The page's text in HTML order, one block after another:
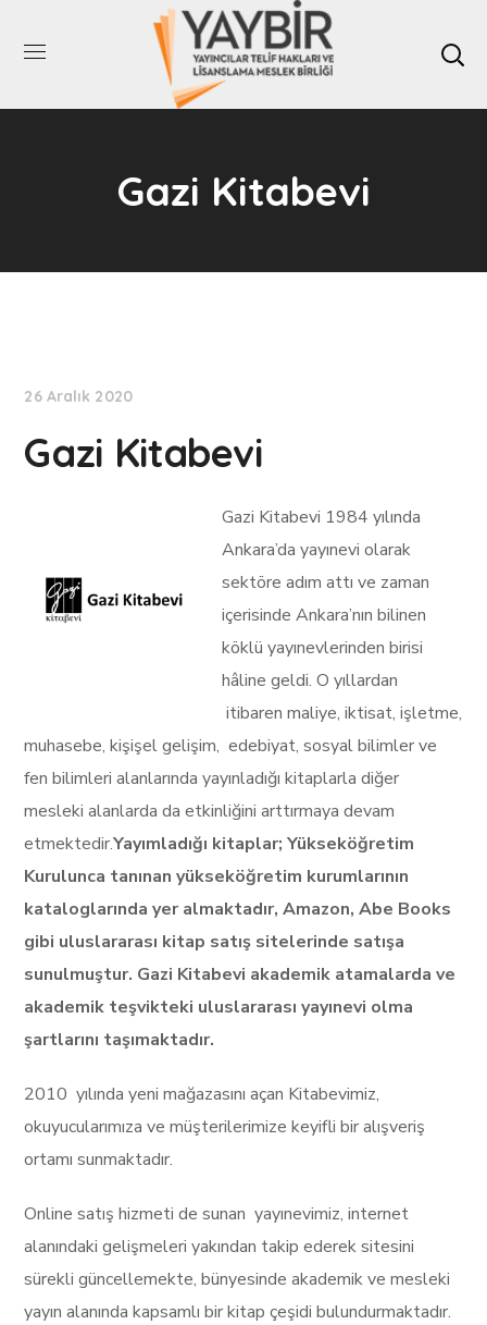
Gazi Kitabevi
26 Aralık 2020
Gazi Kitabevi
Gazi Kitabevi 1984 yılında
Ankara’da yayınevi olarak
sektöre adım attı ve zaman
içerisinde Ankara’nın bilinen
köklü yayınevlerinden birisi
hâline geldi. O yıllardan
itibaren maliye, iktisat, işletme,
muhasebe, kişişel gelişim, edebiyat, sosyal bilimler ve
fen bilimleri alanlarında yayınladığı kitaplarla diğer
mesleki alanlarda da etkinliğini arttırmaya devam
etmektedir.Yayımladığı kitaplar; Yükseköğretim
Kurulunca tanınan yükseköğretim kurumlarının
kataloglarında yer almaktadır, Amazon, Abe Books
gibi uluslararası kitap satış sitelerinde satışa
sunulmuştur. Gazi Kitabevi akademik atamalarda ve
akademik teşvikteki uluslararası yayınevi olma
şartlarını taşımaktadır.
2010 yılında yeni mağazasını açan Kitabevimiz,
okuyucularımıza ve müşterilerimize keyifli bir alışveriş
ortamı sunmaktadır.
Online satış hizmeti de sunan yayınevimiz, internet
alanındaki gelişmeleri yakından takip ederek sitesini
sürekli güncellemekte, bünyesinde akademik ve mesleki
yayın alanında kapsamlı bir kitap çeşidi bulundurmaktadır.